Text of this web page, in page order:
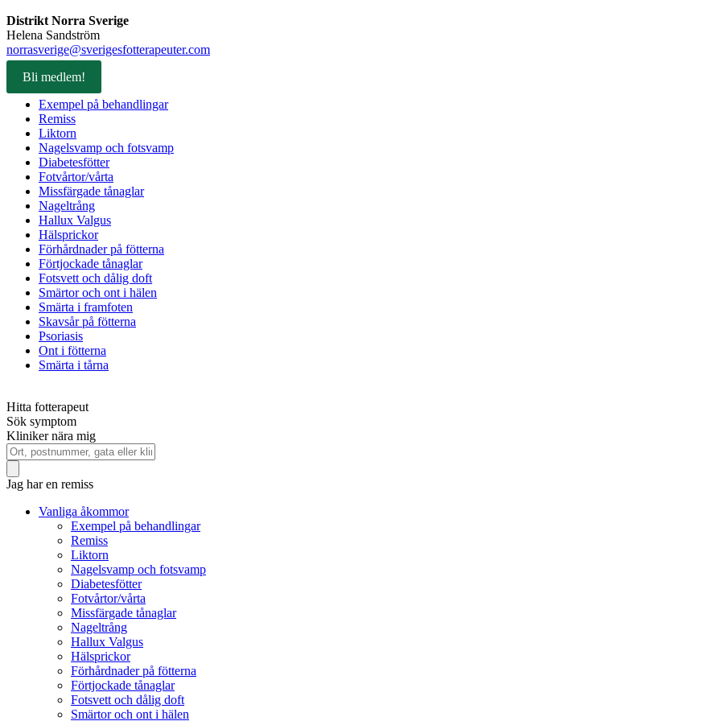
Distrikt Norra Sverige
Helena Sandström
norrasverige@sverigesfotterapeuter.com
Bli medlem!
Exempel på behandlingar
Remiss
Liktorn
Nagelsvamp och fotsvamp
Diabetesfötter
Fotvårtor/vårta
Missfärgade tånaglar
Nageltrång
Hallux Valgus
Hälsprickor
Förhårdnader på fötterna
Förtjockade tånaglar
Fotsvett och dålig doft
Smärtor och ont i hälen
Smärta i framfoten
Skavsår på fötterna
Psoriasis
Ont i fötterna
Smärta i tårna
Hitta fotterapeut
Sök symptom
Kliniker nära mig
Jag har en remiss
Vanliga åkommor
Exempel på behandlingar
Remiss
Liktorn
Nagelsvamp och fotsvamp
Diabetesfötter
Fotvårtor/vårta
Missfärgade tånaglar
Nageltrång
Hallux Valgus
Hälsprickor
Förhårdnader på fötterna
Förtjockade tånaglar
Fotsvett och dålig doft
Smärtor och ont i hälen